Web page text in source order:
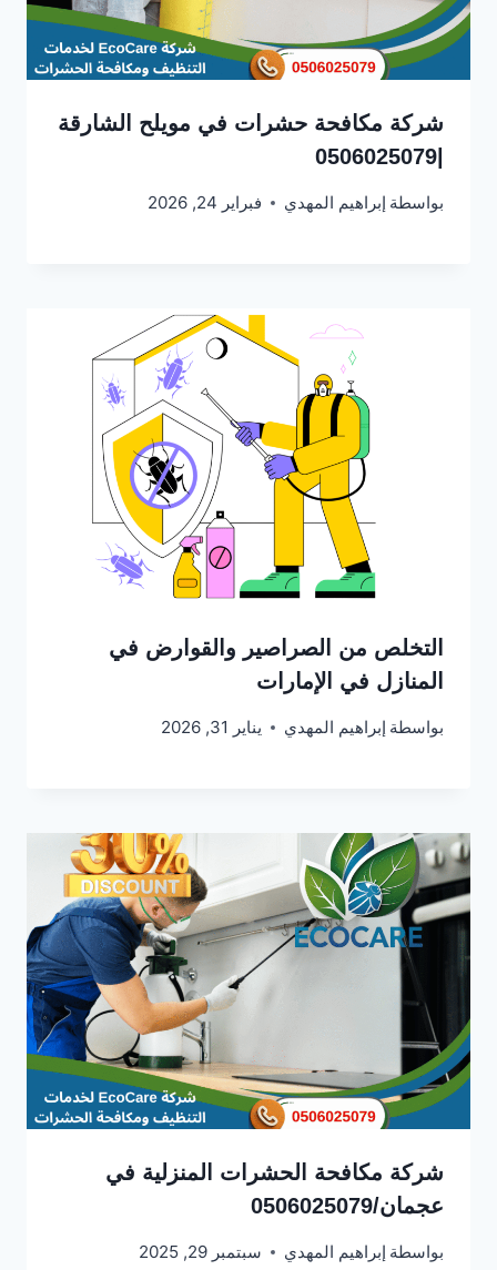
شركة مكافحة حشرات في مويلح الشارقة
بواسطة إبراهيم المهدي فبراير 24, 2026
التخلص من الصراصير والقوارض في
المنازل في الإمارات
بواسطة إبراهيم المهدي يناير 31, 2026
شركة مكافحة الحشرات المنزلية في
عجمان/0506025079
بواسطة إبراهيم المهدي سبتمبر 29, 2025